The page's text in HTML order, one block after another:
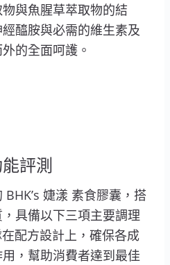
與魚腥草萃取物的結
醯胺與必需的維生素及
的全面呵護。
評測
婕漾 素食膠囊，搭
具備以下三項主要調理
配方設計上，確保各成
，幫助消費者達到最佳